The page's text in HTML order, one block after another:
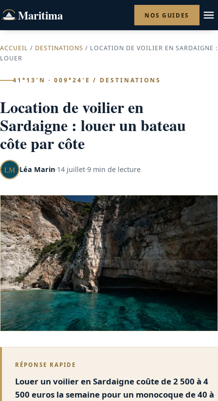
Maritima NOS GUIDES
ACCUEIL / DESTINATIONS / LOCATION DE VOILIER EN SARDAIGNE :
LOUER
41°13′N · 009°24′E / DESTINATIONS
Location de voilier en
Sardaigne : louer un bateau
côte par côte
Léa Marin·14 juillet·9 min de lecture
RÉPONSE RAPIDE
Louer un voilier en Sardaigne coûte de 2 500 à 4
500 euros la semaine pour un monocoque de 40 à